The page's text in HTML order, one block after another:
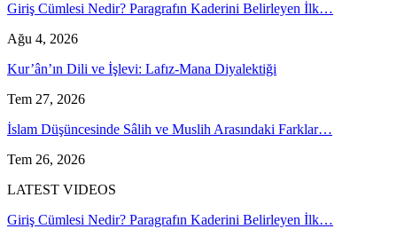
Giriş Cümlesi Nedir? Paragrafın Kaderini Belirleyen İlk…
Ağu 4, 2026
Kur’ân’ın Dili ve İşlevi: Lafız-Mana Diyalektiği
Tem 27, 2026
İslam Düşüncesinde Sâlih ve Muslih Arasındaki Farklar…
Tem 26, 2026
LATEST VIDEOS
Giriş Cümlesi Nedir? Paragrafın Kaderini Belirleyen İlk…